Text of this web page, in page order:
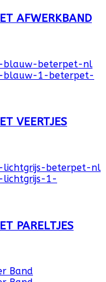
AFWERKBAND
VEERTJES
PARELTJES